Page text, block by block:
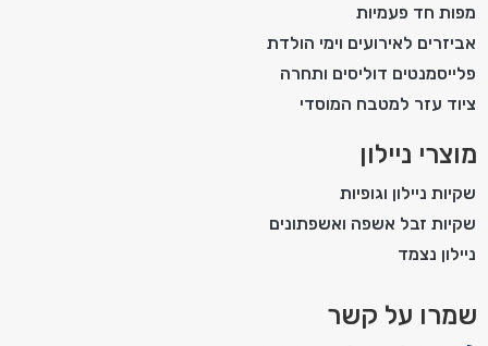
מפות חד פעמיות
אביזרים לאירועים וימי הולדת
פלייסמנטים דוליסים ותחרה
ציוד עזר למטבח המוסדי
מוצרי ניילון
שקיות ניילון וגופיות
שקיות זבל אשפה ואשפתונים
ניילון נצמד
שמרו על קשר